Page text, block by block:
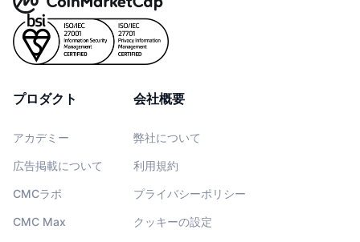
プロダクト
アカデミー
広告掲載について
CMCラボ
CMC Max
会社概要
弊社について
利用規約
プライバシーポリシー
クッキーの設定